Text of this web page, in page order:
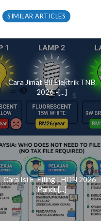
SIMILAR ARTICLES
Cara Jimat Bil Elektrik TNB
2026 -[...]
Cara Isi E-Filing LHDN 2026 -
Pandu[...]